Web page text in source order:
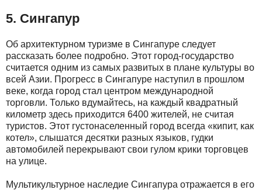
5. Сингапур
Об архитектурном туризме в Сингапуре следует
рассказать более подробно. Этот город-государство
считается одним из самых развитых в плане культуры во
всей Азии. Прогресс в Сингапуре наступил в прошлом
веке, когда город стал центром международной
торговли. Только вдумайтесь, на каждый квадратный
километр здесь приходится 6400 жителей, не считая
туристов. Этот густонаселенный город всегда «кипит, как
котел», слышатся десятки разных языков, гудки
автомобилей перекрывают свои гулом крики торговцев
на улице.
Мультикультурное наследие Сингапура отражается в его